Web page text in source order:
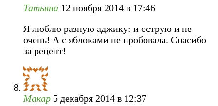
Татьяна 12 ноября 2014 в 17:46
Я люблю разную аджику: и острую и не
очень! А с яблоками не пробовала. Спасибо
за рецепт!
Макар 5 декабря 2014 в 12:37